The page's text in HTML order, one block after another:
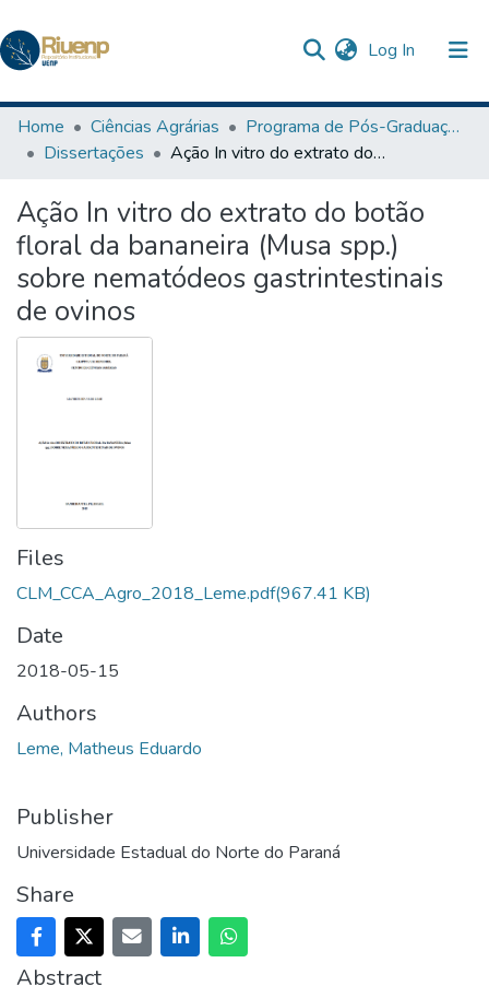
Log In (current)
Communities & Collections
Browse DSpace
Statistics
Home Ciências Agrárias
Programa de Pós-Graduação em Agronomia
Dissertações
Ação In vitro do extrato do botão floral da bananeira (Musa spp.) sobre nematódeos gastrintestinais de ovinos
Ação In vitro do extrato do botão
floral da bananeira (Musa spp.)
sobre nematódeos gastrintestinais
de ovinos
Files
CLM_CCA_Agro_2018_Leme.pdf(967.41 KB)
Date
2018-05-15
Authors
Leme, Matheus Eduardo
Publisher
Universidade Estadual do Norte do Paraná
Share
Abstract